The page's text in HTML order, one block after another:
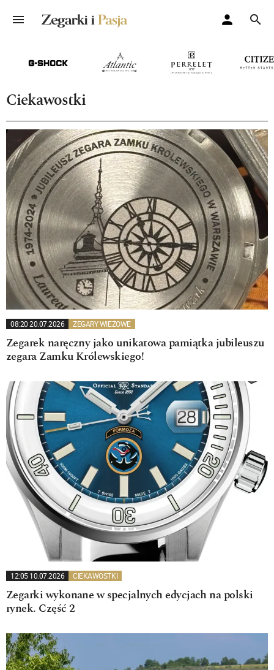
Ciekawostki
08:20 20.07.2026 ZEGARY WIEŻOWE
Zegarek naręczny jako unikatowa pamiątka jubileuszu
zegara Zamku Królewskiego!
12:05 10.07.2026 CIEKAWOSTKI
Zegarki wykonane w specjalnych edycjach na polski
rynek. Część 2